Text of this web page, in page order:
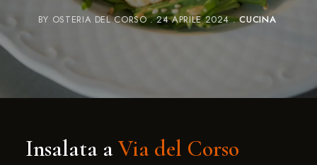
BY OSTERIA DEL CORSO 24 APRILE 2024 CUCINA
Insalata aVia del Corso